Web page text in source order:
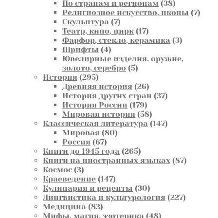
товара
По странам и регионам 3838
товаров
Религиозное искусство, иконы 77
Скульптура 77
товаров
Театр, кино, цирк 1717
товаров
Фарфор, стекло, керамика 33
Шрифты 44
товара
Ювелирные изделия, оружие,
золото, серебро 55
История 295295
товаров
Древняя история 2626
товаров
История других стран 3737
История России 179179
товаров
Мировая история 5858
товаров
Классическая литература 147147
Мировая 8080
Россия 6767
товаров
Книги до 1945 года 265265
товаров
Книги на иностранных языках 8787
Космос 33
товара
Краеведение 147147
товаров
Кулинария и рецепты 3030
товаров
Лингвистика и культурология 227227
Медицина 8383
товара
Мифы, магия, эзотерика 4848